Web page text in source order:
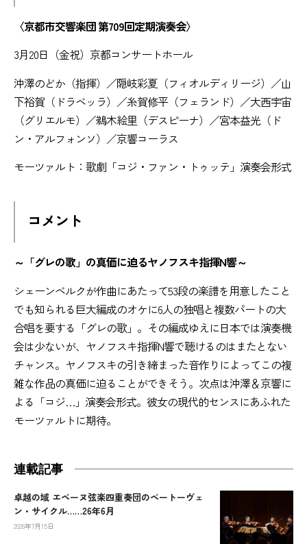
〈京都市交響楽団 第709回定期演奏会〉
3月20日（金祝）京都コンサートホール
沖澤のどか（指揮）／隠岐彩夏（フィオルディリージ）／山
下裕賀（ドラベッラ）／糸賀修平（フェランド）／大西宇宙
（グリエルモ）／鵜木絵里（デスピーナ）／宮本益光（ド
ン・アルフォンソ）／京響コーラス
モーツァルト：歌劇「コジ・ファン・トゥッテ」演奏会形式
コメント
～「グレの歌」の真価に迫るヤノフスキ指揮N響～
シェーンベルクが作曲にあたって53段の楽譜を用意したこと
でも知られる巨大編成のオケに6人の独唱と複数パートの大
合唱を要する「グレの歌」。その編成ゆえに日本では演奏機
会は少ないが、ヤノフスキ指揮N響で聴けるのはまたとない
チャンス。ヤノフスキの引き締まった音作りによってこの複
雑な作品の真価に迫ることができそう。次点は沖澤＆京響に
よる「コジ…」演奏会形式。彼女の現代的センスにあふれた
モーツァルトに期待。
連載記事
卓越の域 エベーヌ弦楽四重奏団のベートーヴェ
ン・サイクル……26年6月
2026年7月15日